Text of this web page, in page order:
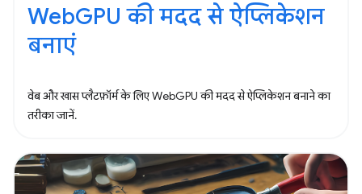
WebGPU की मदद से ऐप्लिकेशन
बनाएं
वेब और खास प्लैटफ़ॉर्म के लिए WebGPU की मदद से ऐप्लिकेशन बनाने का
तरीका जानें.